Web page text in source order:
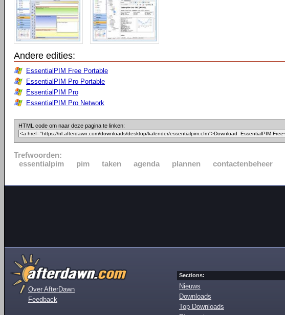
Andere edities:
EssentialPIM Free Portable
EssentialPIM Pro Portable
EssentialPIM Pro
EssentialPIM Pro Network
HTML code om naar deze pagina te linken:
Trefwoorden:
essentialpim
pim taken agenda plannen contactenbeheer
Over AfterDawn
Feedback
Sections:
Nieuws
Downloads
Top Downloads